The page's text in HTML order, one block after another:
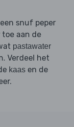
snuf peper
toe aan de
pastawater
Verdeel het
kaas en de